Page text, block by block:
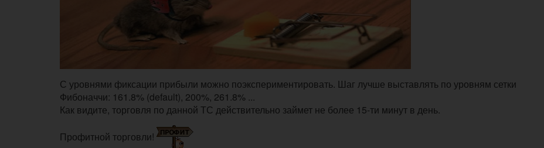
С уровнями фиксации прибыли можно поэкспериментировать. Шаг лучше выставлять по уровням сетки
Фибоначчи: 161.8% (default), 200%, 261.8% ...
Как видите, торговля по данной ТС действительно займет не более 15-ти минут в день.
Профитной торговли!